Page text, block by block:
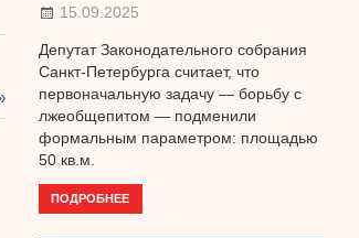
15.09.2025
Депутат Законодательного собрания
Санкт-Петербурга считает, что
первоначальную задачу — борьбу с
лжеобщепитом — подменили
формальным параметром: площадью
50 кв.м.
ПОДРОБНЕЕ